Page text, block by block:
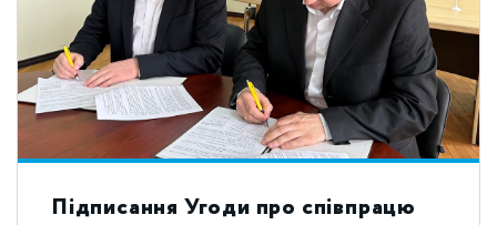
Підписання Угоди про співпрацю